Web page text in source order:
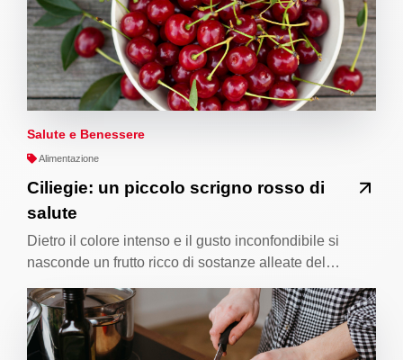
Salute e Benessere
Alimentazione
Ciliegie: un piccolo scrigno rosso di
salute
Dietro il colore intenso e il gusto inconfondibile si
nasconde un frutto ricco di sostanze alleate del…